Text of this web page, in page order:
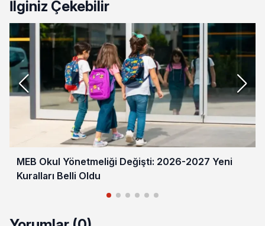
İlginiz Çekebilir
MEB Okul Yönetmeliği Değişti: 2026-2027 Yeni
Kuralları Belli Oldu